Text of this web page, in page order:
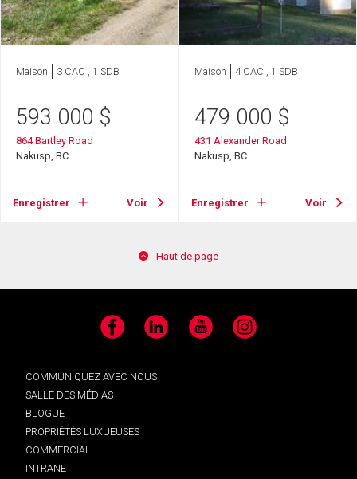
Maison 3 CAC , 1 SDB
593 000 $
864 Bartley Road
Nakusp, BC
Enregistrer Voir
Maison 4 CAC , 1 SDB
479 000 $
431 Alexander Road
Nakusp, BC
Enregistrer Voir
Haut de page
Facebook LinkedIn YouTube Instagram
COMMUNIQUEZ AVEC NOUS
SALLE DES MÉDIAS
BLOGUE
PROPRIÉTÉS LUXUEUSES
COMMERCIAL
INTRANET